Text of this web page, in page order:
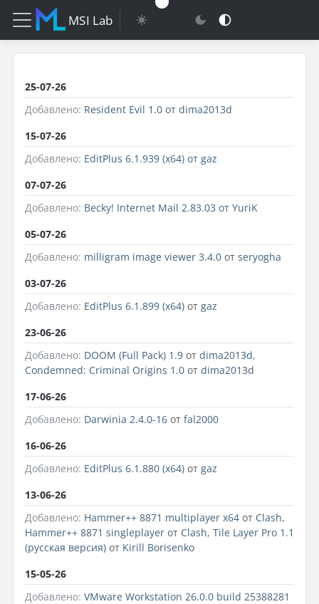
MSI Lab
25-07-26
Добавлено: Resident Evil 1.0 от dima2013d
15-07-26
Добавлено: EditPlus 6.1.939 (x64) от gaz
07-07-26
Добавлено: Becky! Internet Mail 2.83.03 от YuriK
05-07-26
Добавлено: milligram image viewer 3.4.0 от seryogha
03-07-26
Добавлено: EditPlus 6.1.899 (x64) от gaz
23-06-26
Добавлено: DOOM (Full Pack) 1.9 от dima2013d,
Condemned: Criminal Origins 1.0 от dima2013d
17-06-26
Добавлено: Darwinia 2.4.0-16 от fal2000
16-06-26
Добавлено: EditPlus 6.1.880 (x64) от gaz
13-06-26
Добавлено: Hammer++ 8871 multiplayer x64 от Clash,
Hammer++ 8871 singleplayer от Clash, Tile Layer Pro 1.1
(русская версия) от Kirill Borisenko
15-05-26
Добавлено: VMware Workstation 26.0.0 build 25388281